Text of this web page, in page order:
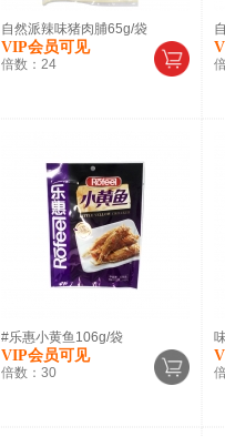
自然派辣味猪肉脯65g/袋
VIP会员可见
倍数： 24
#乐惠小黄鱼106g/袋
VIP会员可见
倍数： 30